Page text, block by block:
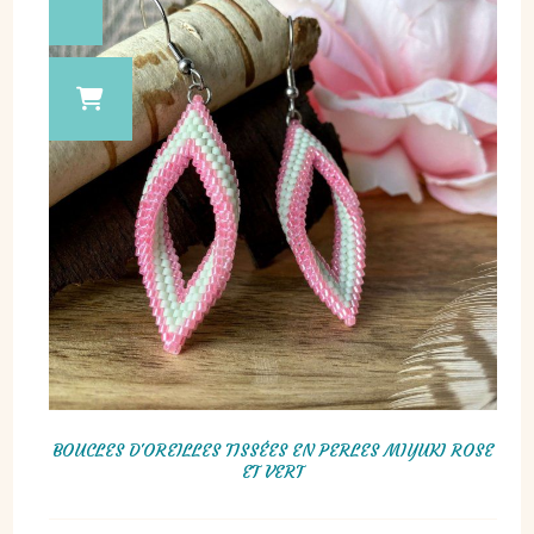
BOUCLES D'OREILLES TISSÉES EN PERLES MIYUKI ROSE
ET VERT